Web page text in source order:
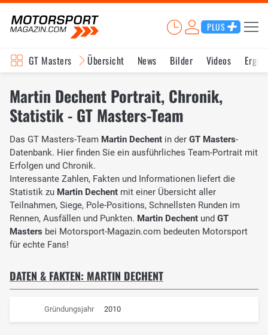
PLUS
GT Masters Übersicht News Bilder Videos
Martin Dechent Portrait, Chronik,
Statistik - GT Masters-Team
Das GT Masters-Team Martin Dechent in der GT Masters-
Datenbank. Hier finden Sie ein ausführliches Team-Portrait mit
Erfolgen und Chronik.
Interessante Zahlen, Fakten und Informationen liefert die
Statistik zu Martin Dechent mit einer Übersicht aller
Teilnahmen, Siege, Pole-Positions, Schnellsten Runden im
Rennen, Ausfällen und Punkten. Martin Dechent und GT
Masters bei Motorsport-Magazin.com bedeuten Motorsport
für echte Fans!
DATEN & FAKTEN: MARTIN DECHENT
Gründungsjahr 2010